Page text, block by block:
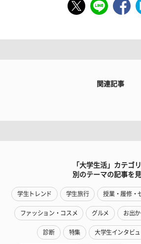
関連記事
「大学生活」カテゴ
別のテーマの記事を
学生トレンド 学生旅行 授業・履修・
ファッション・コスメ グルメ お出
診断 特集 大学生インタビ